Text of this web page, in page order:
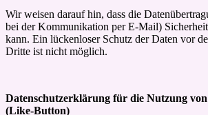
Wir weisen darauf hin, dass die
bei der Kommunikation per E-Mail)
kann. Ein lückenloser Schutz der Daten vor
Dritte ist nicht möglich.
Datenschutzerklärung für die Nutzung
(Like-Button)